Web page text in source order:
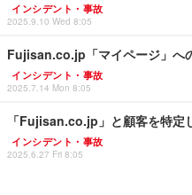
インシデント・事故
2025.9.10 Wed 8:05
Fujisan.co.jp「マイページ」へ
インシデント・事故
2025.7.14 Mon 8:05
「Fujisan.co.jp」と顧客を特定
インシデント・事故
2025.6.27 Fri 8:05